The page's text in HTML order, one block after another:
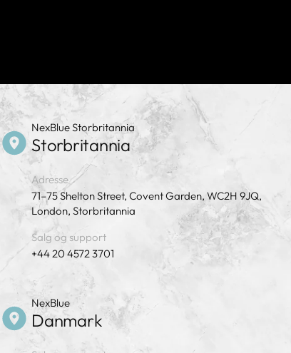
NexBlue Storbritannia
Storbritannia
Adresse
71–75 Shelton Street, Covent Garden, WC2H 9JQ,
London, Storbritannia
Salg og support
+44 20 4572 3701
NexBlue
Danmark